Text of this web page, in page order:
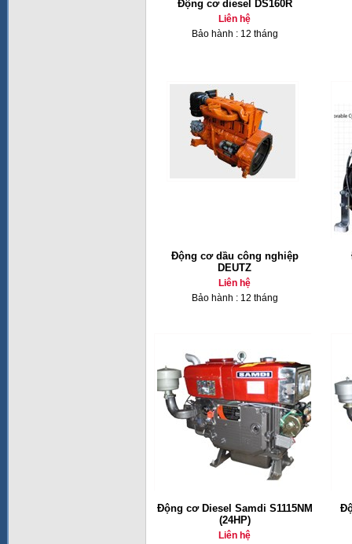
Động cơ diesel DS160R
Liên hệ
Bảo hành : 12 tháng
Động cơ dầu công nghiệp
DEUTZ
Liên hệ
Bảo hành : 12 tháng
Động cơ Diesel Samdi S1115NM
(24HP)
Liên hệ